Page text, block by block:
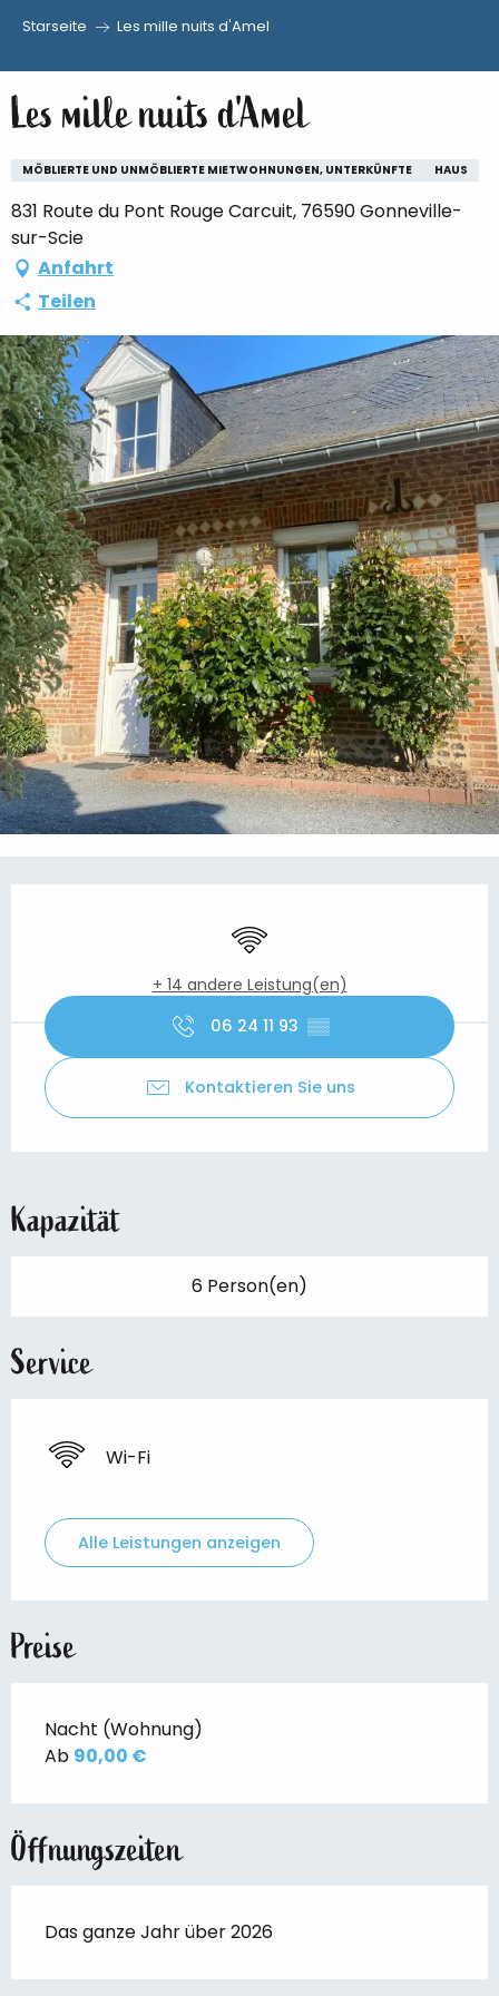
au
contenu
principal
Starseite Les mille nuits d'Amel
Les mille nuits d'Amel
MÖBLIERTE UND UNMÖBLIERTE MIETWOHNUNGEN, UNTERKÜNFTE HAUS
831 Route du Pont Rouge Carcuit, 76590 Gonneville-
sur-Scie
Anfahrt
Teilen
Wi-Fi
+ 14 andere Leistung(en)
06 24 11 93 ▒▒
Kontaktieren Sie uns
Kapazität
6 Person(en)
Service
Wi-Fi
Alle Leistungen anzeigen
Preise
Nacht (Wohnung)
Ab 90,00 €
Öffnungszeiten
Das ganze Jahr über 2026